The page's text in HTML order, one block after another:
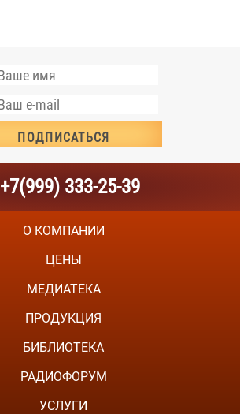
+7(999) 333-25-39
О КОМПАНИИ
ЦЕНЫ
МЕДИАТЕКА
ПРОДУКЦИЯ
БИБЛИОТЕКА
РАДИОФОРУМ
УСЛУГИ